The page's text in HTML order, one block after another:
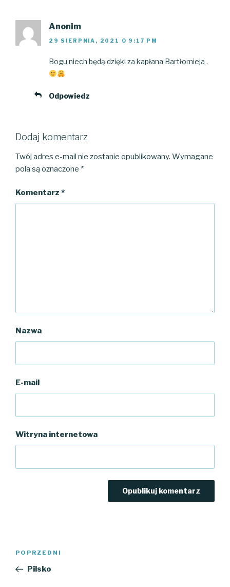
Anonim
29 SIERPNIA, 2021 O 9:17 PM
Bogu niech będą dzięki za kapłana Bartłomieja .
Odpowiedz
Dodaj komentarz
Twój adres e-mail nie zostanie opublikowany. Wymagane
pola są oznaczone *
Komentarz *
Nazwa
E-mail
Witryna internetowa
Poprzedni
wpis
POPRZEDNI
Pilsko